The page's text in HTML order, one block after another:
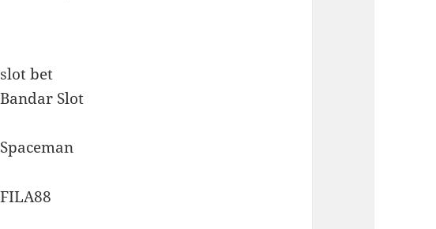
slot bet
Bandar Slot
Spaceman
FILA88